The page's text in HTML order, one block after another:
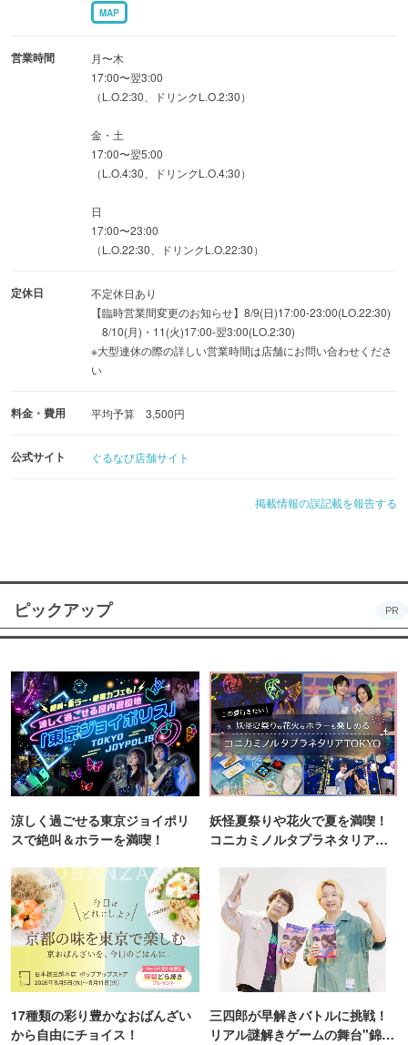
MAP
営業時間
月〜木
17:00〜翌3:00
（L.O.2:30、ドリンクL.O.2:30）
金・土
17:00〜翌5:00
（L.O.4:30、ドリンクL.O.4:30）
日
17:00〜23:00
（L.O.22:30、ドリンクL.O.22:30）
定休日
不定休日あり
【臨時営業間変更のお知らせ】8/9(日)17:00-23:00(LO.22:30)
8/10(月)・11(火)17:00-翌3:00(LO.2:30)
※大型連休の際の詳しい営業時間は店舗にお問い合わせくださ
い
料金・費用 平均予算 3,500円
公式サイト ぐるなび店舗サイト
掲載情報の誤記載を報告する
ピックアップ PR
涼しく過ごせる東京ジョイポリ
スで絶叫＆ホラーを満喫！
妖怪夏祭りや花火で夏を満喫！
コニカミノルタプラネタリア
17種類の彩り豊かなおばんざい
から自由にチョイス！
三四郎が早解きバトルに挑戦！
リアル謎解きゲームの舞台"錦糸